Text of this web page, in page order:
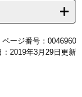
ページ番号：0046960
：2019年3月29日更新